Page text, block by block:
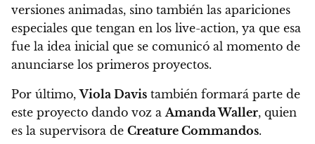
versiones animadas, sino también las apariciones
especiales que tengan en los live-action, ya que esa
fue la idea inicial que se comunicó al momento de
anunciarse los primeros proyectos.
Por último,Viola Davis también formará parte de
este proyecto dando voz aAmanda Waller, quien
es la supervisora de Creature Commandos.